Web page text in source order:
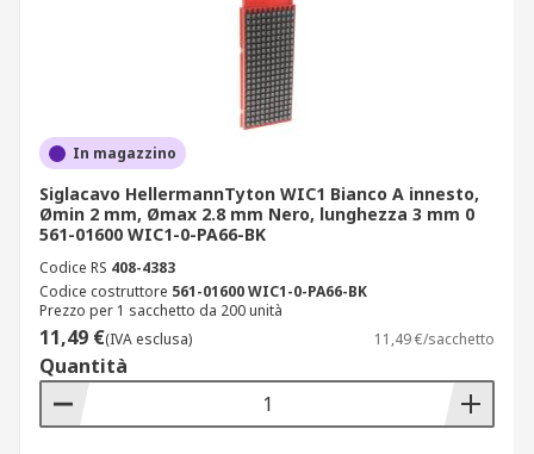
In magazzino
Siglacavo HellermannTyton WIC1 Bianco A innesto,
Ømin 2 mm, Ømax 2.8 mm Nero, lunghezza 3 mm 0
561-01600 WIC1-0-PA66-BK
Codice RS 408-4383
Codice costruttore 561-01600 WIC1-0-PA66-BK
Prezzo per 1 sacchetto da 200 unità
11,49 €(IVA esclusa) 11,49 €/sacchetto
Quantità